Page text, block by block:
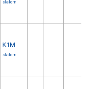
slalom
K1M
slalom